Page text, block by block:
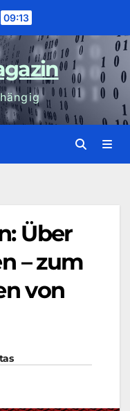
09:13
Über
– zum
von